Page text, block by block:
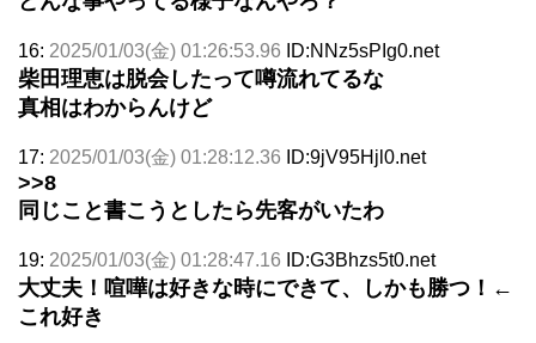
16: 2025/01/03(金) 01:26:53.96 ID:NNz5sPIg0.net
柴田理恵は脱会したって噂流れてるな
真相はわからんけど
17: 2025/01/03(金) 01:28:12.36 ID:9jV95Hjl0.net
>>8
同じこと書こうとしたら先客がいたわ
19: 2025/01/03(金) 01:28:47.16 ID:G3Bhzs5t0.net
大丈夫！喧嘩は好きな時にできて、しかも勝つ！←
これ好き